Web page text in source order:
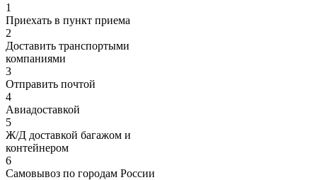
1
Приехать в пункт приема
2
Доставить транспортыми
компаниями
3
Отправить почтой
4
Авиадоставкой
5
Ж/Д доставкой багажом и
контейнером
6
Самовывоз по городам России